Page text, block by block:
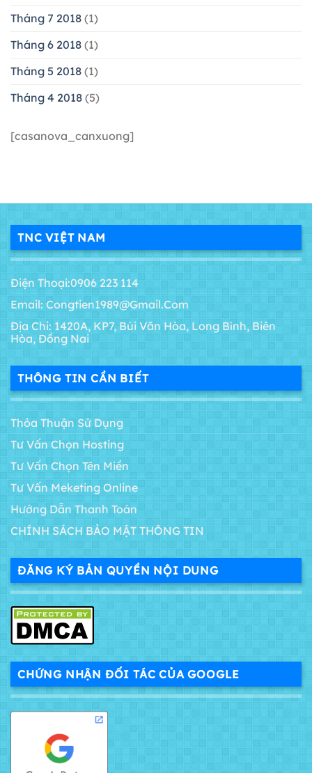
Tháng 7 2018 (1)
Tháng 6 2018 (1)
Tháng 5 2018 (1)
Tháng 4 2018 (5)
[casanova_canxuong]
TNC VIỆT NAM
Điện Thoại:0906 223 114
Email: Congtien1989@gmail.com
Địa Chỉ: 1420A, KP7, Bùi Văn Hòa, Long Bình, Biên
Hòa, Đồng Nai
THÔNG TIN CẦN BIẾT
Thỏa Thuận Sử Dụng
Tư Vấn Chọn Hosting
Tư Vấn Chọn Tên Miền
Tư Vấn Meketing Online
Hướng Dẫn Thanh Toán
CHÍNH SÁCH BẢO MẬT THÔNG TIN
ĐĂNG KÝ BẢN QUYỀN NỘI DUNG
CHỨNG NHẬN ĐỐI TÁC CỦA GOOGLE